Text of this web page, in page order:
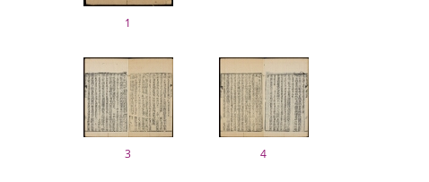
1
3 4